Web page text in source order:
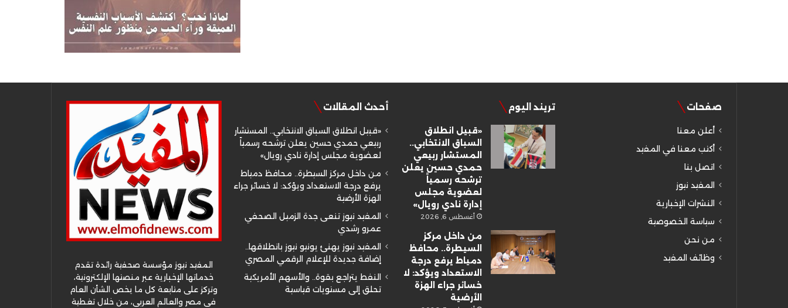
صفحات
أعلن معنا
أكتب معنا في المفيد
اتصل بنا
المفيد نيوز
النشرات الإخبارية
سياسة الخصوصية
من نحن
وظائف المفيد
تريند اليوم
«قبيل انطلاق
السباق الانتخابي..
المستشار ربيعي
حمدي حسين يعلن
ترشحه رسمياً
لعضوية مجلس
إدارة نادي رويال»
أغسطس 6, 2026
من داخل مركز
السيطرة.. محافظ
دمياط يرفع درجة
الاستعداد ويؤكد: لا
خسائر جراء الهزة
الأرضية
أحدث المقالات
«قبيل انطلاق السباق الانتخابي.. المستشار
ربيعي حمدي حسين يعلن ترشحه رسمياً
لعضوية مجلس إدارة نادي رويال»
من داخل مركز السيطرة.. محافظ دمياط
يرفع درجة الاستعداد ويؤكد: لا خسائر جراء
الهزة الأرضية
المفيد نيوز تنعى جدة الزميل الصحفي
عمرو رشدي
المفيد نيوز يهنئ يونيو نيوز بانطلاقها..
إضافة جديدة للإعلام الرقمي المصري
النفط يتراجع بقوة.. والأسهم الأمريكية
تحلق إلى مستويات قياسية
المفيد نيوز مؤسسة صحفية رائدة تقدم
خدماتها الإخبارية عبر منصتها الإلكترونية،
وتركز على متابعة كل ما يخص الشأن العام
في مصر والعالم العربي، من خلال تغطية